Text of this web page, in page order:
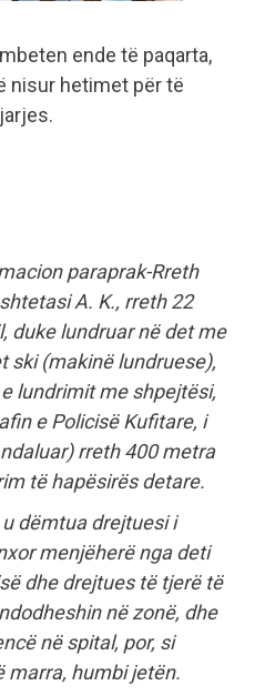
ende të paqarta,
nisur hetimet për të
paraprak-Rreth
A. K., rreth 22
duke lundruar në det me
ski (makinë lundruese),
lundrimit me shpejtësi,
e Policisë Kufitare, i
rreth 400 metra
të hapësirës detare.
dëmtua drejtuesi i
menjëherë nga deti
dhe drejtues të tjerë të
në zonë, dhe
në spital, por, si
marra, humbi jetën.